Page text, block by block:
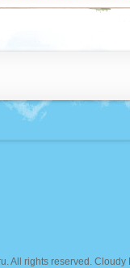
. All rights reserved.